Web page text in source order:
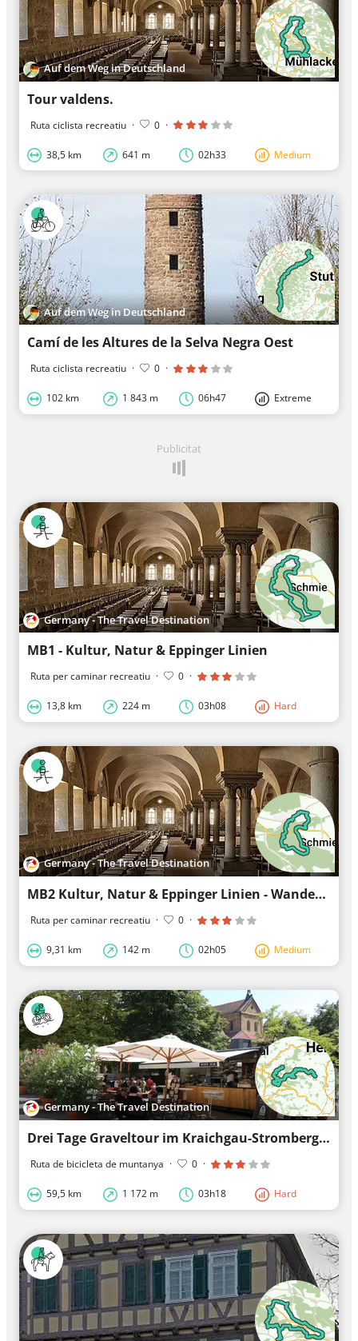
Auf dem Weg in Deutschland
Tour valdens.
Ruta ciclista recreatiu · 0 ·
38,5 km 641 m 02h33 Medium
Auf dem Weg in Deutschland
Camí de les Altures de la Selva Negra Oest
Ruta ciclista recreatiu · 0 ·
102 km 1 843 m 06h47 Extreme
Publicitat
Germany - The Travel Destination
MB1 - Kultur, Natur & Eppinger Linien
Ruta per caminar recreatiu · 0 ·
13,8 km 224 m 03h08 Hard
Germany - The Travel Destination
MB2 Kultur, Natur & Eppinger Linien - Wander3Klang mittlere Runde
Ruta per caminar recreatiu · 0 ·
9,31 km 142 m 02h05 Medium
Germany - The Travel Destination
Drei Tage Graveltour im Kraichgau-Stromberg - Tag 2 - Von Freudental nach Sternenfels
Ruta de bicicleta de muntanya · 0 ·
59,5 km 1 172 m 03h18 Hard